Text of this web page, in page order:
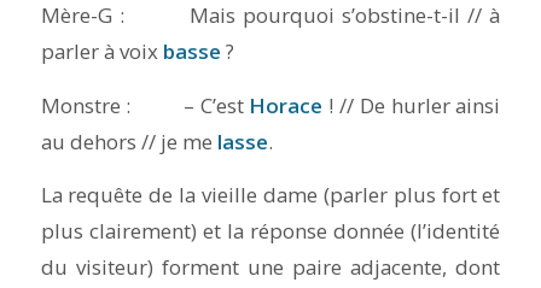
Mère-G : Mais pourquoi s’obstine-t-il // à
parler à voix basse ?
Monstre : – C’est Horace ! // De hurler ainsi
au dehors // je me lasse.
La requête de la vieille dame (parler plus fort et
plus clairement) et la réponse donnée (l’identité
du visiteur) forment une paire adjacente, dont